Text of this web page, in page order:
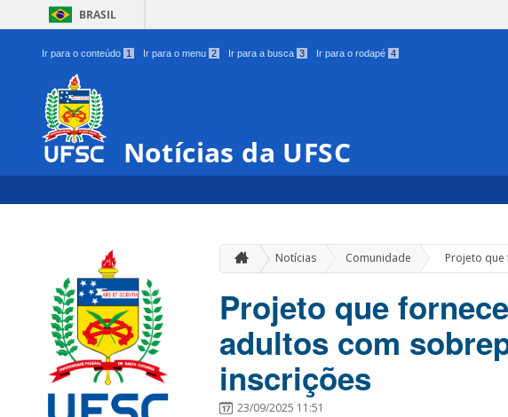
BRASIL
Ir para o conteúdo 1 Ir para o menu 2 Ir para a busca 3 Ir para o rodapé 4
Notícias da UFSC
Notícias Comunidade » Projeto que
Projeto que
adultos com
inscrições
23/09/2025 11:51